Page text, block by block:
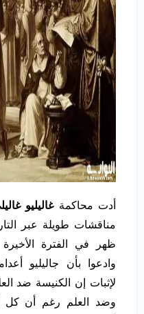
أدت محاكمةغاليليو
مناقشات طويلة عبر
ظهر في الفترة
وادعوا بأن جاليليو
لإثبات إن الكنيسة ضد
وضد العلم رغم أن كل